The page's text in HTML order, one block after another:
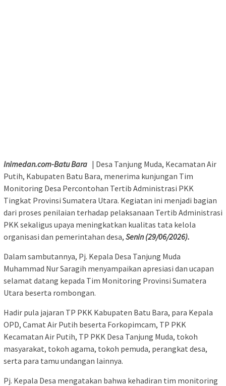
Inimedan.com-Batu Bara | Desa Tanjung Muda, Kecamatan Air
Putih, Kabupaten Batu Bara, menerima kunjungan Tim
Monitoring Desa Percontohan Tertib Administrasi PKK
Tingkat Provinsi Sumatera Utara. Kegiatan ini menjadi bagian
dari proses penilaian terhadap pelaksanaan Tertib Administrasi
PKK sekaligus upaya meningkatkan kualitas tata kelola
organisasi dan pemerintahan desa, Senin (29/06/2026).
Dalam sambutannya, Pj. Kepala Desa Tanjung Muda
Muhammad Nur Saragih menyampaikan apresiasi dan ucapan
selamat datang kepada Tim Monitoring Provinsi Sumatera
Utara beserta rombongan.
Hadir pula jajaran TP PKK Kabupaten Batu Bara, para Kepala
OPD, Camat Air Putih beserta Forkopimcam, TP PKK
Kecamatan Air Putih, TP PKK Desa Tanjung Muda, tokoh
masyarakat, tokoh agama, tokoh pemuda, perangkat desa,
serta para tamu undangan lainnya.
Pj. Kepala Desa mengatakan bahwa kehadiran tim monitoring